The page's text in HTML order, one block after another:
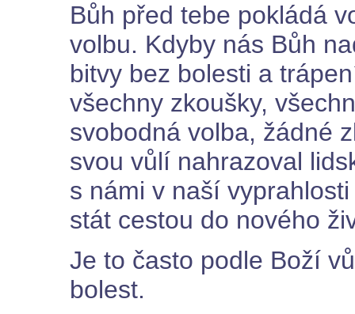
Bůh před tebe pokládá
volbu. Kdyby nás Bůh
bitvy bez bolesti a
všechny zkoušky,
svobodná volba, žádné
svou vůlí nahrazoval
s námi v naší
stát cestou do nového
Je to často podle Boží
bolest.